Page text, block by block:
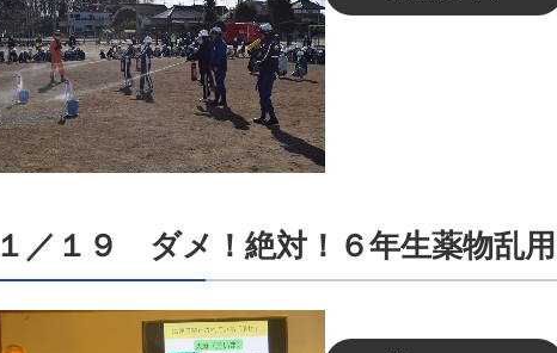
１／１９ ダメ！絶対！６年生薬物乱